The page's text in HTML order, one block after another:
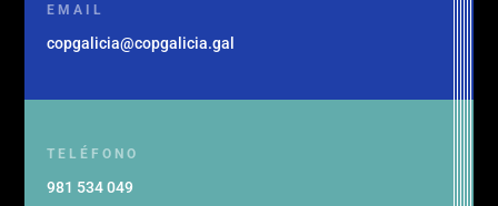
EMAIL
copgalicia@copgalicia.gal
TELÉFONO
981 534 049